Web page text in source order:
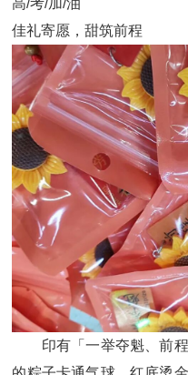
高/考/加/油
佳礼寄愿，甜筑前程
印有「一举夺魁、前程